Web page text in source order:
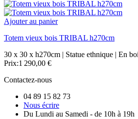
Ajouter au panier
Totem vieux bois TRIBAL h270cm
30 x 30 x h270cm | Statue ethnique | En
Prix:1 290,00 €
Contactez-nous
04 89 15 82 73
Nous écrire
Du Lundi au Samedi - de 10h à 19h